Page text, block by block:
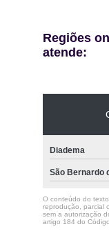
Regiões
atende:
Diadema
São Bernardo
O conteúdo do
reprodução, parcial
sem a autorização
artigo 184 do